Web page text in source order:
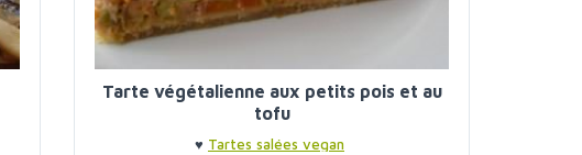
Tarte végétalienne aux petits pois et au
tofu
♥ Tartes salées vegan